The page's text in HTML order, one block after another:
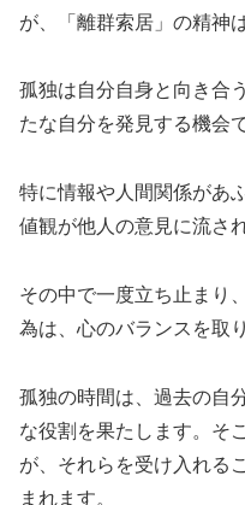
が、「離群索居」の精神
孤独は自分自身と向き合
たな自分を発見する機会
特に情報や人間関係があ
値観が他人の意見に流さ
その中で一度立ち止まり
為は、心のバランスを取
孤独の時間は、過去の自
な役割を果たします。そ
が、それらを受け入れる
まれます。